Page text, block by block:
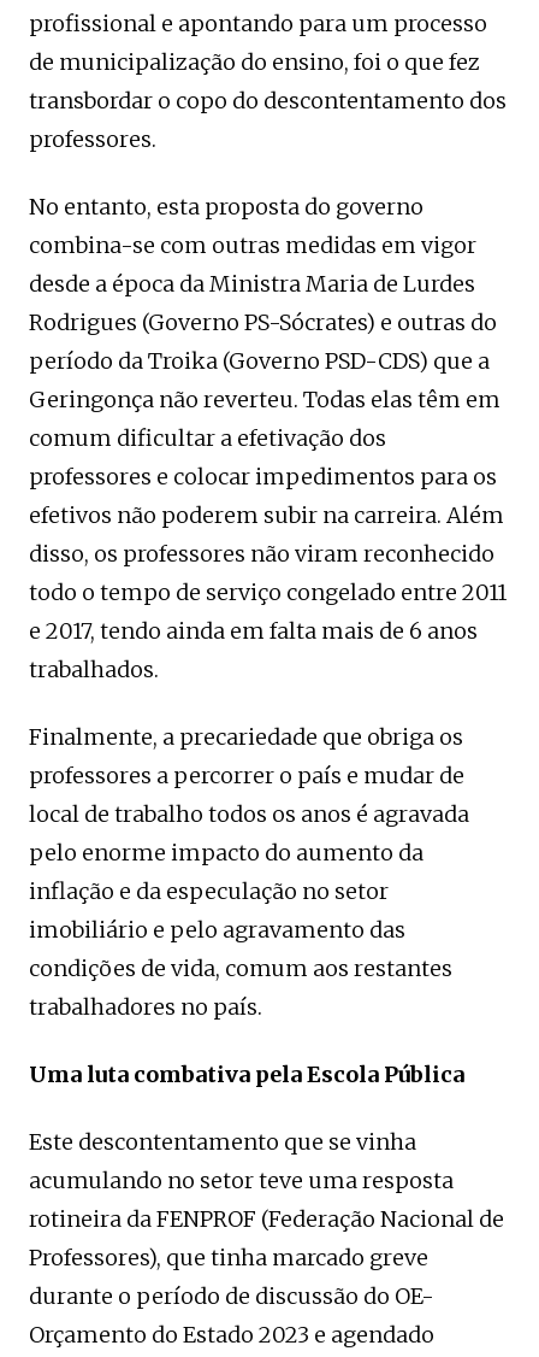
profissional e apontando para um processo
de municipalização do ensino, foi o que fez
transbordar o copo do descontentamento dos
professores.
No entanto, esta proposta do governo
combina-se com outras medidas em vigor
desde a época da Ministra Maria de Lurdes
Rodrigues (Governo PS-Sócrates) e outras do
período da Troika (Governo PSD-CDS) que a
Geringonça não reverteu. Todas elas têm em
comum dificultar a efetivação dos
professores e colocar impedimentos para os
efetivos não poderem subir na carreira. Além
disso, os professores não viram reconhecido
todo o tempo de serviço congelado entre 2011
e 2017, tendo ainda em falta mais de 6 anos
trabalhados.
Finalmente, a precariedade que obriga os
professores a percorrer o país e mudar de
local de trabalho todos os anos é agravada
pelo enorme impacto do aumento da
inflação e da especulação no setor
imobiliário e pelo agravamento das
condições de vida, comum aos restantes
trabalhadores no país.
Uma luta combativa pela Escola Pública
Este descontentamento que se vinha
acumulando no setor teve uma resposta
rotineira da FENPROF (Federação Nacional de
Professores), que tinha marcado greve
durante o período de discussão do OE-
Orçamento do Estado 2023 e agendado